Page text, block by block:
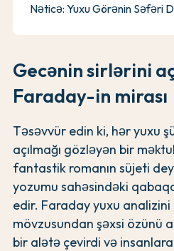
Gecənin sirlərini
Faraday-in mirası
Təsəvvür edin ki, hər yuxu
açılmağı gözləyən bir
fantastik romanın süjeti
yozumu sahəsindəki
edir. Faraday yuxu
mövzusundan şəxsi özünü
bir alətə çevirdi və
Nəticə: Yuxu Görənin Səfəri